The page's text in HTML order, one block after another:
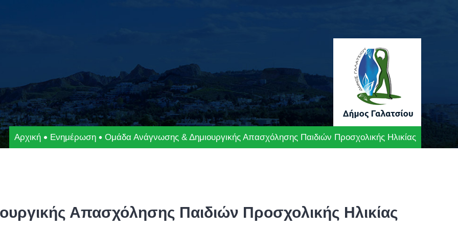
Αρχική Ενημέρωση Ομάδα Ανάγνωσης & Δημιουργικής Απασχόλησης Παιδιών Προσχολικής Ηλικίας
Απασχόλησης Παιδιών Προσχολικής Ηλικίας